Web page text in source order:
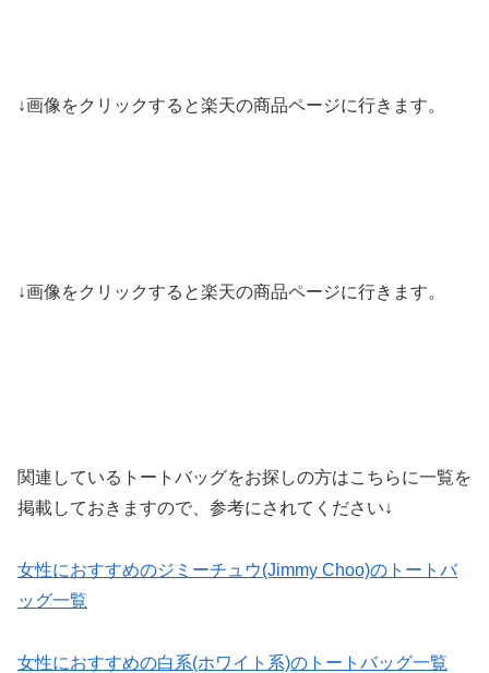
↓画像をクリックすると楽天の商品ページに行きます。
↓画像をクリックすると楽天の商品ページに行きます。
関連しているトートバッグをお探しの方はこちらに一覧を
掲載しておきますので、参考にされてください↓
女性におすすめのジミーチュウ(Jimmy Choo)のトートバ
ッグ一覧
女性におすすめの白系(ホワイト系)のトートバッグ一覧